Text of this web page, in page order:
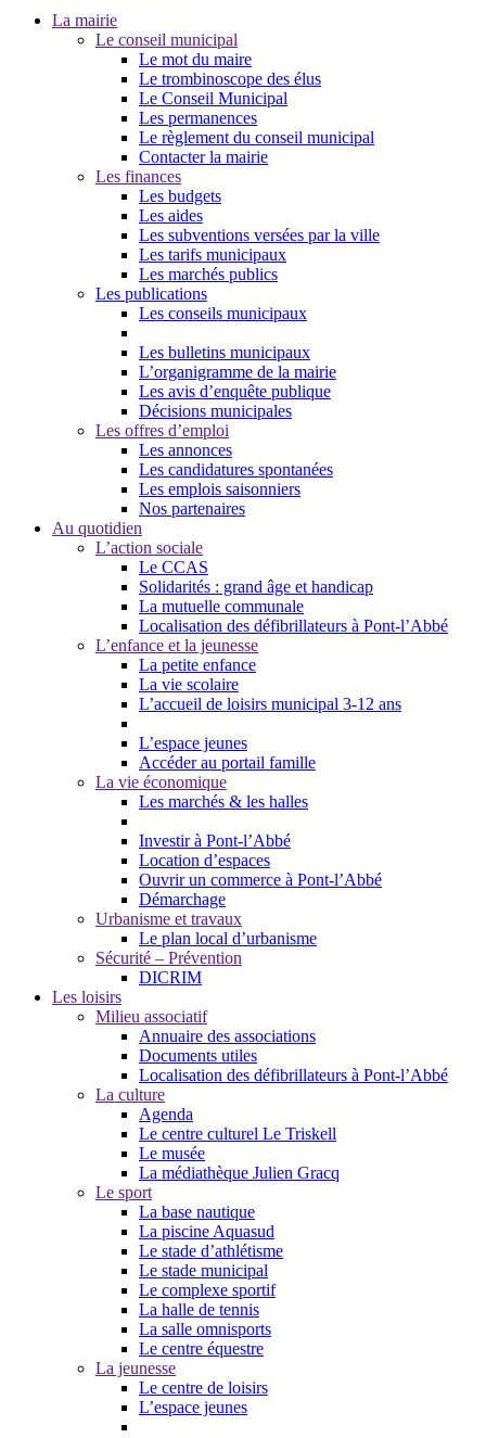
La mairie
Le conseil municipal
Le mot du maire
Le trombinoscope des élus
Le Conseil Municipal
Les permanences
Le règlement du conseil municipal
Contacter la mairie
Les finances
Les budgets
Les aides
Les subventions versées par la ville
Les tarifs municipaux
Les marchés publics
Les publications
Les conseils municipaux
Les bulletins municipaux
L’organigramme de la mairie
Les avis d’enquête publique
Décisions municipales
Les offres d’emploi
Les annonces
Les candidatures spontanées
Les emplois saisonniers
Nos partenaires
Au quotidien
L’action sociale
Le CCAS
Solidarités : grand âge et handicap
La mutuelle communale
Localisation des défibrillateurs à Pont-l’Abbé
L’enfance et la jeunesse
La petite enfance
La vie scolaire
L’accueil de loisirs municipal 3-12 ans
L’espace jeunes
Accéder au portail famille
La vie économique
Les marchés & les halles
Investir à Pont-l’Abbé
Location d’espaces
Ouvrir un commerce à Pont-l’Abbé
Démarchage
Urbanisme et travaux
Le plan local d’urbanisme
Sécurité – Prévention
DICRIM
Les loisirs
Milieu associatif
Annuaire des associations
Documents utiles
Localisation des défibrillateurs à Pont-l’Abbé
La culture
Agenda
Le centre culturel Le Triskell
Le musée
La médiathèque Julien Gracq
Le sport
La base nautique
La piscine Aquasud
Le stade d’athlétisme
Le stade municipal
Le complexe sportif
La halle de tennis
La salle omnisports
Le centre équestre
La jeunesse
Le centre de loisirs
L’espace jeunes